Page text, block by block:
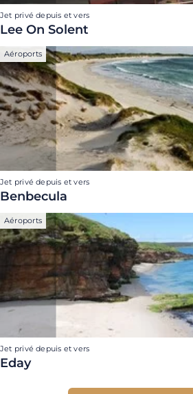
Jet privé depuis et vers
Lee On Solent
Aéroports
Jet privé depuis et vers
Benbecula
Aéroports
Jet privé depuis et vers
Eday